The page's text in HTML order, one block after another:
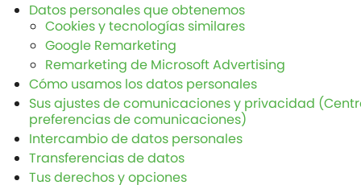
Datos personales que obtenemos
Cookies y tecnologías similares
Google Remarketing
Remarketing de Microsoft Advertising
Cómo usamos los datos personales
Sus ajustes de comunicaciones y privacidad
preferencias de comunicaciones)
Intercambio de datos personales
Transferencias de datos
Tus derechos y opciones